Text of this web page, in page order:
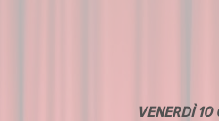
VENERDÌ